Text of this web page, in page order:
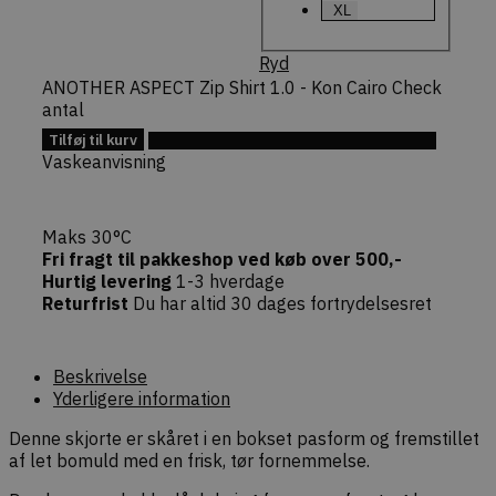
XL
Ryd
ANOTHER ASPECT Zip Shirt 1.0 - Kon Cairo Check
antal
Tilføj til kurv
Vaskeanvisning
Maks 30°C
Fri fragt til pakkeshop ved køb over 500,-
Hurtig levering 1-3 hverdage
Returfrist Du har altid 30 dages fortrydelsesret
Beskrivelse
Yderligere information
Denne skjorte er skåret i en bokset pasform og fremstillet
af let bomuld med en frisk, tør fornemmelse.
sikkert af
faktiske